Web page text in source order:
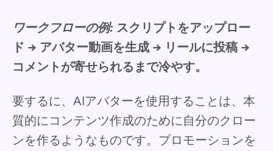
ワークフローの例: スクリプトをアップロー
ド → アバター動画を生成 → リールに投稿 →
コメントが寄せられるまで冷やす。
要するに、AIアバターを使用することは、本
質的にコンテンツ作成のために自分のクロー
ンを作るようなものです。プロモーションを